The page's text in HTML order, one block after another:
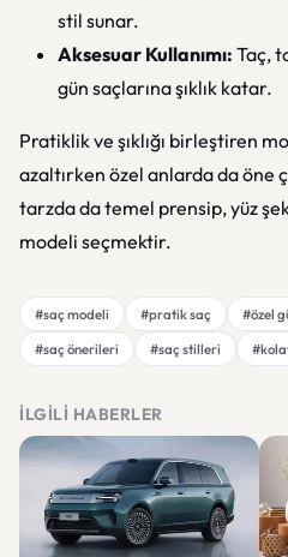
stil sunar.
Aksesuar Kullanımı: Taç,
gün saçlarına şıklık katar.
Pratiklik ve şıklığı birleştiren
azaltırken özel anlarda da öne
tarzda da temel prensip, yüz
modeli seçmektir.
#saç modeli #pratik saç #özel
#saç önerileri
#saç stilleri
İLGILI HABERLER